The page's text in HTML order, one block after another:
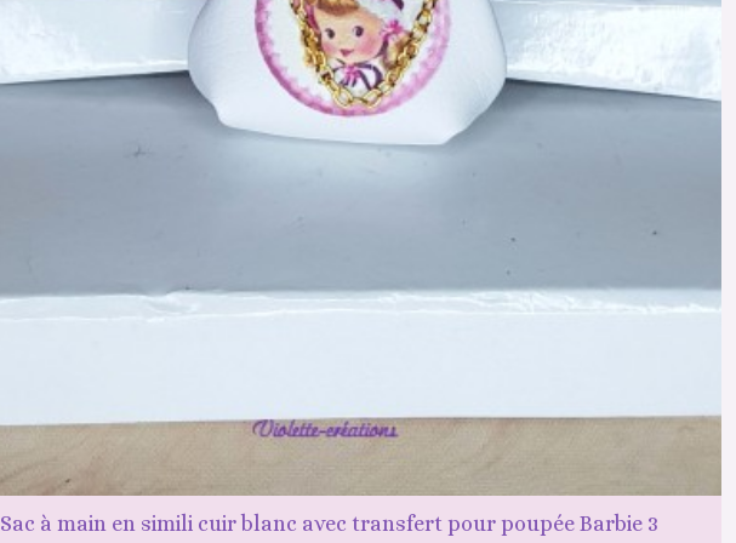
Sac à main en simili cuir blanc avec transfert pour poupée Barbie 3